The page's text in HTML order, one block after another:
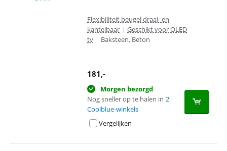
Flexibiliteit beugel draai- en
kantelbaar | Geschikt voor OLED
tv | Baksteen, Beton
181,-
Morgen bezorgd
Nog sneller op te halen in 2
Coolblue-winkels
Vergelijken